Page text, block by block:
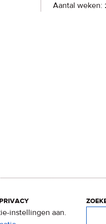
Aantal weken:
instellingen aan.